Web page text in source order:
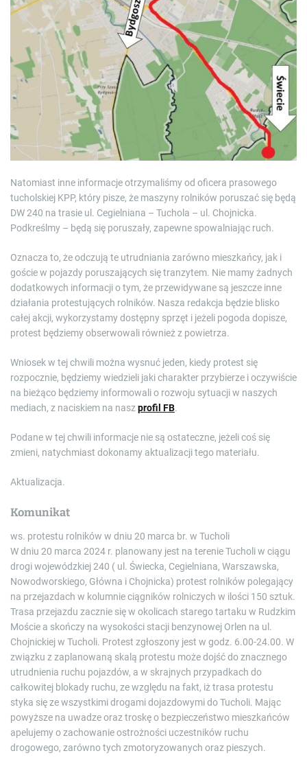
Natomiast inne informacje otrzymaliśmy od oficera prasowego
tucholskiej KPP, który pisze, że maszyny rolników poruszać się będą
DW 240 na trasie ul. Cegielniana – Tuchola – ul. Chojnicka.
Podkreślmy – będą się poruszały, zapewne spowalniając ruch.
Oznacza to, że odczują te utrudniania zarówno mieszkańcy, jak i
goście w pojazdy poruszających się tranzytem. Nie mamy żadnych
dodatkowych informacji o tym, że przewidywane są jeszcze inne
działania protestujących rolników. Nasza redakcja będzie blisko
całej akcji, wykorzystamy dostępny sprzęt i jeżeli pogoda dopisze,
protest będziemy obserwowali również z powietrza.
Wniosek w tej chwili można wysnuć jeden, kiedy protest się
rozpocznie, będziemy wiedzieli jaki charakter przybierze i oczywiście
na bieżąco będziemy informowali o rozwoju sytuacji w naszych
mediach, z naciskiem na naszprofil FB.
Podane w tej chwili informacje nie są ostateczne, jeżeli coś się
zmieni, natychmiast dokonamy aktualizacji tego materiału.
Aktualizacja.
Komunikat
ws. protestu rolników w dniu 20 marca br. w Tucholi
W dniu 20 marca 2024 r. planowany jest na terenie Tucholi w ciągu
drogi wojewódzkiej 240 ( ul. Świecka, Cegielniana, Warszawska,
Nowodworskiego, Główna i Chojnicka) protest rolników polegający
na przejazdach w kolumnie ciągników rolniczych w ilości 150 sztuk.
Trasa przejazdu zacznie się w okolicach starego tartaku w Rudzkim
Moście a skończy na wysokości stacji benzynowej Orlen na ul.
Chojnickiej w Tucholi. Protest zgłoszony jest w godz. 6.00-24.00. W
związku z zaplanowaną skalą protestu może dojść do znacznego
utrudnienia ruchu pojazdów, a w skrajnych przypadkach do
całkowitej blokady ruchu, ze względu na fakt, iż trasa protestu
styka się ze wszystkimi drogami dojazdowymi do Tucholi. Mając
powyższe na uwadze oraz troskę o bezpieczeństwo mieszkańców
apelujemy o zachowanie ostrożności uczestników ruchu
drogowego, zarówno tych zmotoryzowanych oraz pieszych.